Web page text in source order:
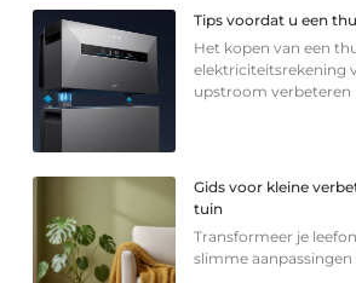
Tips voordat u een
Het kopen van een
elektriciteitsrekening
upstroom verbeteren
Gids voor kleine
tuin
Transformeer je
slimme